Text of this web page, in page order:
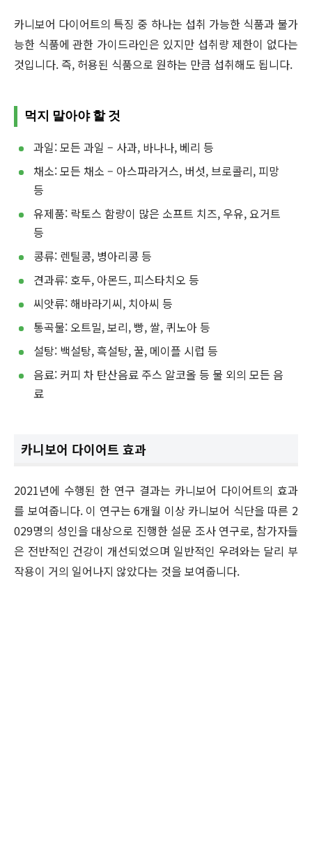
카니보어 다이어트의 특징 중 하나는 섭취 가능한 식품과 불가
능한 식품에 관한 가이드라인은 있지만 섭취량 제한이 없다는
것입니다. 즉, 허용된 식품으로 원하는 만큼 섭취해도 됩니다.
먹지 말아야 할 것
과일: 모든 과일 – 사과, 바나나, 베리 등
채소: 모든 채소 – 아스파라거스, 버섯, 브로콜리, 피망
등
유제품: 락토스 함량이 많은 소프트 치즈, 우유, 요거트
등
콩류: 렌틸콩, 병아리콩 등
견과류: 호두, 아몬드, 피스타치오 등
씨앗류: 해바라기씨, 치아씨 등
통곡물: 오트밀, 보리, 빵, 쌀, 퀴노아 등
설탕: 백설탕, 흑설탕, 꿀, 메이플 시럽 등
음료: 커피 차 탄산음료 주스 알코올 등 물 외의 모든 음
료
카니보어 다이어트 효과
2021년에 수행된 한 연구 결과는 카니보어 다이어트의 효과
를 보여줍니다. 이 연구는 6개월 이상 카니보어 식단을 따른 2
029명의 성인을 대상으로 진행한 설문 조사 연구로, 참가자들
은 전반적인 건강이 개선되었으며 일반적인 우려와는 달리 부
작용이 거의 일어나지 않았다는 것을 보여줍니다.